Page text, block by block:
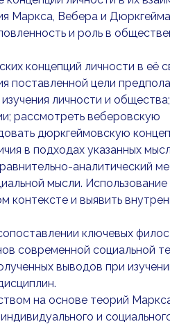
Маркса, Вебера и
и роль в
концепций личности в её
цели
личности и общества;
рассмотреть веберовскую
дюркгеймовскую
в подходах указанных
аналитический
мысли. Использование
контексте и выявить
ключевых
современной социальной
выводов при
на основе теорий
и